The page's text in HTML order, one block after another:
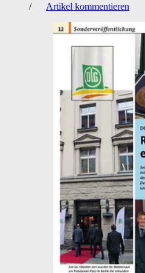
/
Artikel kommentieren